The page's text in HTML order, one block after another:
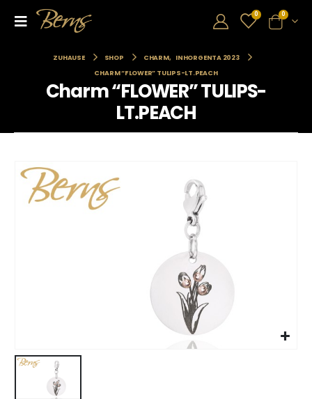
0 0
ZUHAUSE SHOP CHARM,
INHORGENTA 2023
CHARM “FLOWER” TULIPS-LT.PEACH
Charm “FLOWER” TULIPS-
LT.PEACH